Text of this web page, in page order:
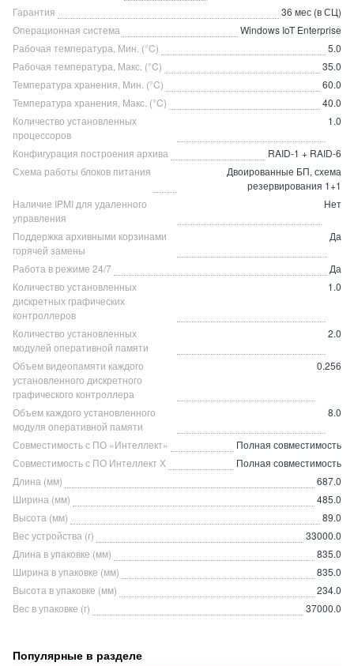
Гарантия
36 мес (в СЦ)
Операционная система
Windows IoT Enterprise
Рабочая температура, Мин. (°C)
5.0
Рабочая температура, Макс. (°C)
35.0
Температура хранения, Мин. (°C)
60.0
Температура хранения, Макс. (°C)
40.0
Количество установленных
процессоров
1.0
Конфигурация построения архива
RAID-1 + RAID-6
Схема работы блоков питания
Двоированные БП, схема
резервирования 1+1
Наличие IPMI для удаленного
управления
Нет
Поддержка архивными корзинами
горячей замены
Да
Работа в режиме 24/7
Да
Количество установленных
дискретных графических
контроллеров
1.0
Количество установленных
модулей оперативной памяти
2.0
Объем видеопамяти каждого
установленного дискретного
графического контроллера
0.256
Объем каждого установленного
модуля оперативной памяти
8.0
Совместимость с ПО «Интеллект»
Полная совместимость
Совместимость с ПО Интеллект Х
Полная совместимость
Длина (мм)
687.0
Ширина (мм)
485.0
Высота (мм)
89.0
Вес устройства (г)
33000.0
Длина в упаковке (мм)
835.0
Ширина в упаковке (мм)
835.0
Высота в упаковке (мм)
234.0
Вес в упаковке (г)
37000.0
Популярные в разделе